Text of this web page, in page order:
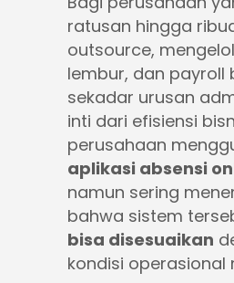
ratusan hingga
outsource,
lembur, dan payroll
sekadar urusan
inti dari efisiensi
perusahaan
aplikasi absensi
namun sering
bahwa sistem
bisa disesuaikan
kondisi operasional